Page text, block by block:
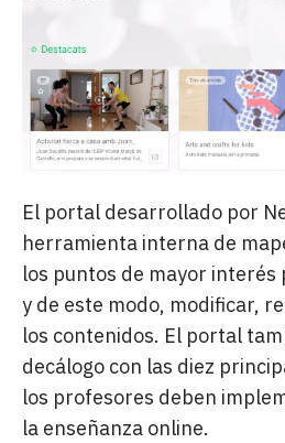
El portal desarrollado por
herramienta interna de
los puntos de mayor
y de este modo, modificar,
los contenidos. El portal
decálogo con las diez
los profesores deben
la enseñanza online.